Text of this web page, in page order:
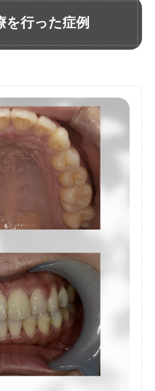
行った症例